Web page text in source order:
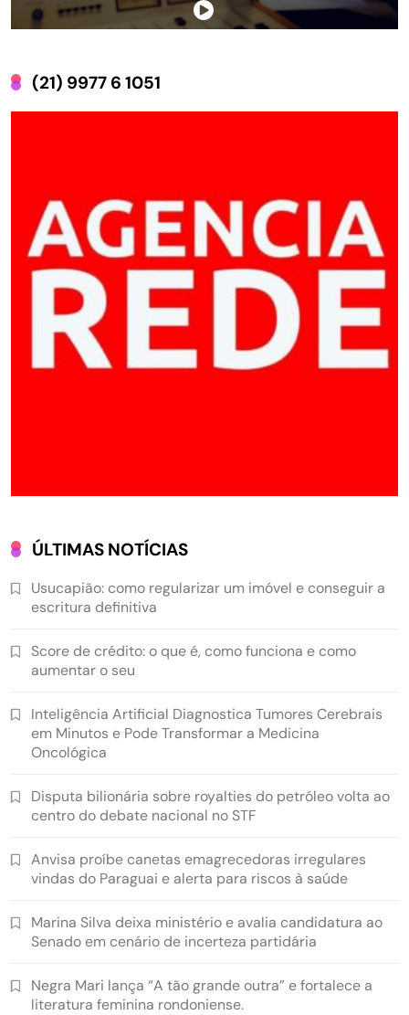
(21) 9977 6 1051
ÚLTIMAS NOTÍCIAS
Usucapião: como regularizar um imóvel e conseguir a
escritura definitiva
Score de crédito: o que é, como funciona e como
aumentar o seu
Inteligência Artificial Diagnostica Tumores Cerebrais
em Minutos e Pode Transformar a Medicina
Oncológica
Disputa bilionária sobre royalties do petróleo volta ao
centro do debate nacional no STF
Anvisa proíbe canetas emagrecedoras irregulares
vindas do Paraguai e alerta para riscos à saúde
Marina Silva deixa ministério e avalia candidatura ao
Senado em cenário de incerteza partidária
Negra Mari lança “A tão grande outra” e fortalece a
literatura feminina rondoniense.